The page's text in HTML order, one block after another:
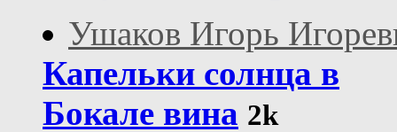
Ушаков Игорь
Капельки солнца в
Бокале вина 2k